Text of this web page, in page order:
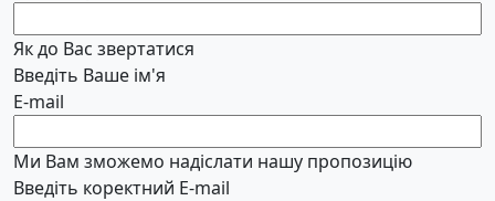
Як до Вас звертатися
Введіть Ваше ім'я
E-mail
Ми Вам зможемо надіслати нашу пропозицію
Введіть коректний E-mail